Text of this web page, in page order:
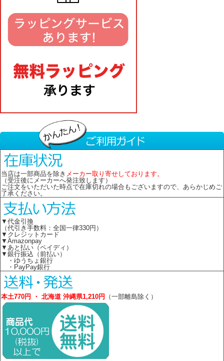
当店は一部商品を除き メーカー取り寄せしております。
（受注後にメーカーへ発注致します）
ご注文をいただいた時点で在庫切れの場合もございますので、あらかじめご
了承ください。
▼代金引換
（代引き手数料：全国一律330円）
▼クレジットカード
▼Amazonpay
▼あと払い（ペイディ）
▼銀行振込（前払い）
・ゆうちょ銀行
・PayPay銀行
本土770円 ・ 北海道 沖縄県1,210円 （一部離島除く）